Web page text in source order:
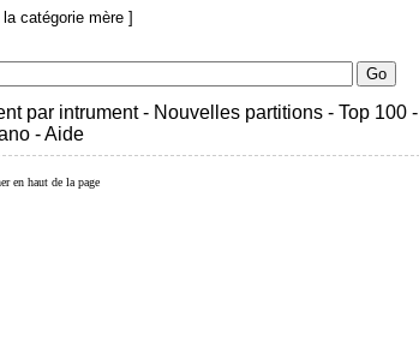
catégorie mère ]
par intrument- Nouvelles partitions - Top 100 -
-Aide
en haut de la page